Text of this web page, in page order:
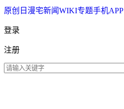
原创 日漫宅新闻WIKI专题手机APP
登录
注册